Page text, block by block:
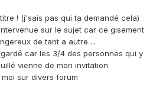
! (j'sais pas qui ta demandé cela)
sur le sujet car ce gisement
de tant a autre ...
car les 3/4 des personnes qui y
vienne de mon invitation
sur divers forum